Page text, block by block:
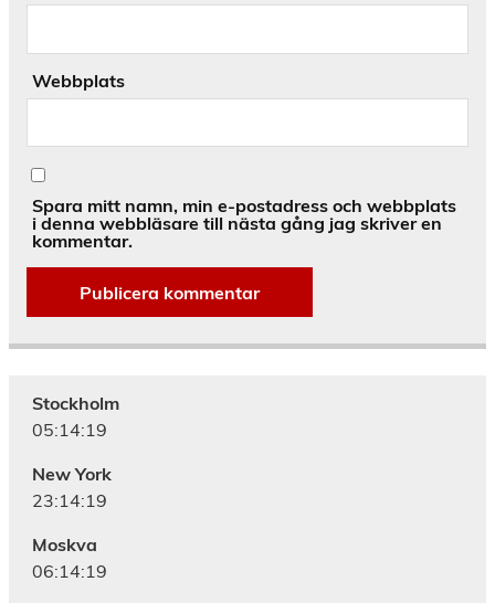
Webbplats
Spara mitt namn, min e-postadress och webbplats
i denna webbläsare till nästa gång jag skriver en
kommentar.
Alternative:
Stockholm
05:14:20
New York
23:14:20
Moskva
06:14:20